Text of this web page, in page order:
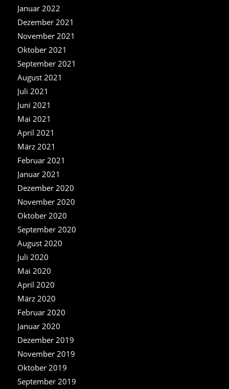
Januar 2022
Dezember 2021
November 2021
Oktober 2021
September 2021
August 2021
Juli 2021
Juni 2021
Mai 2021
April 2021
März 2021
Februar 2021
Januar 2021
Dezember 2020
November 2020
Oktober 2020
September 2020
August 2020
Juli 2020
Mai 2020
April 2020
März 2020
Februar 2020
Januar 2020
Dezember 2019
November 2019
Oktober 2019
September 2019